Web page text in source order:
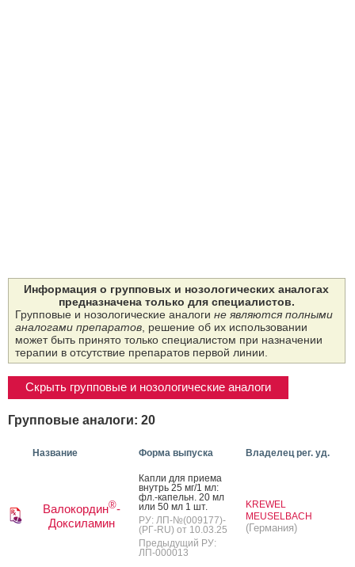
Информация о групповых и нозологических аналогах
предназначена только для специалистов.
Групповые и нозологические аналоги не являются полными
аналогами препаратов, решение об их использовании
может быть принято только специалистом при назначении
терапии в отсутствие препаратов первой линии.
Скрыть групповые и нозологические аналоги
Групповые аналоги: 20
Название Форма выпуска Владелец рег. уд.
Валокордин®-
Доксиламин
Кап­ли для при­ема
внутрь 25 мг/1 мл:
фл.-ка­пельн. 20 мл
или 50 мл 1 шт.
РУ: ЛП-№(009177)-
(РГ-RU) от 10.03.25
Предыдущий РУ:
ЛП-000013
KREWEL
MEUSELBACH
(Германия)